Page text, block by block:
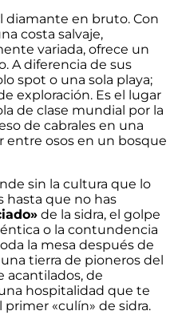
diamante en bruto. Con
costa salvaje,
variada, ofrece un
A diferencia de sus
spot o una sola playa;
exploración. Es el lugar
de clase mundial por la
de cabrales en una
entre osos en un bosque
sin la cultura que lo
hasta que no has
de la sidra, el golpe
o la contundencia
la mesa después de
tierra de pioneros del
acantilados, de
hospitalidad que te
primer «culín» de sidra.